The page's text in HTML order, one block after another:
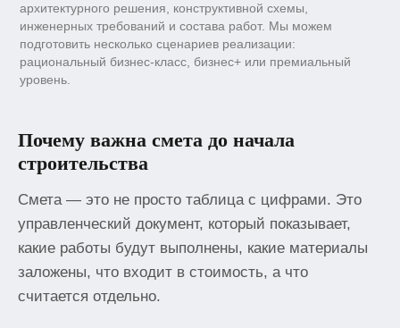
архитектурного решения, конструктивной схемы,
инженерных требований и состава работ. Мы можем
подготовить несколько сценариев реализации:
рациональный бизнес‑класс, бизнес+ или премиальный
уровень.
Почему важна смета до начала
строительства
Смета — это не просто таблица с цифрами. Это
управленческий документ, который показывает,
какие работы будут выполнены, какие материалы
заложены, что входит в стоимость, а что
считается отдельно.